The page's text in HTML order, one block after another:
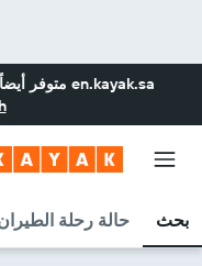
en.kayak.sa متوفر
بحث حالة رحلة